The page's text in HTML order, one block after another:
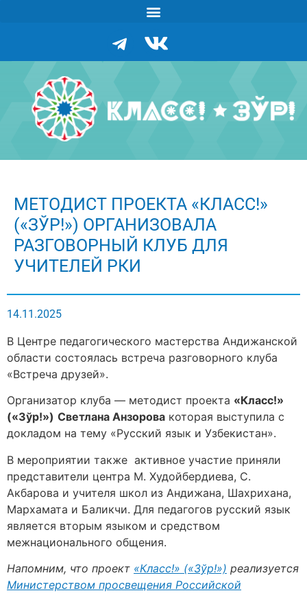
МЕТОДИСТ ПРОЕКТА «КЛАСС!»
(«ЗЎР!») ОРГАНИЗОВАЛА
РАЗГОВОРНЫЙ КЛУБ ДЛЯ
УЧИТЕЛЕЙ РКИ
14.11.2025
В Центре педагогического мастерства Андижанской
области состоялась встреча разговорного клуба
«Встреча друзей».
Организатор клуба — методист проекта «Класс!»
(«Зўр!») Светлана Анзорова которая выступила с
докладом на тему «Русский язык и Узбекистан».
В мероприятии также активное участие приняли
представители центра М. Худойбердиева, С.
Акбарова и учителя школ из Андижана, Шахрихана,
Мархамата и Баликчи. Для педагогов русский язык
является вторым языком и средством
межнационального общения.
Напомним, что проект «Класс!» («Зўр!») реализуется
Министерством просвещения Российской